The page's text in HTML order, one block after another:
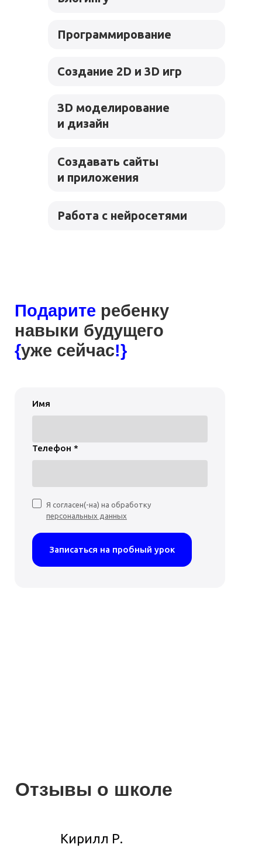
Работа с нейросетями
Создавать сайты
и приложения
ЗD моделирование
и дизайн
Создание 2D и 3D игр
Программирование
Имя
Телефон *
Записаться на пробный урок
Я согласен(-на) на обработку
персональных данных
Подарите ребенку
навыки будущего
{уже сейчас!}
Кирилл Р.
Отзывы о школе